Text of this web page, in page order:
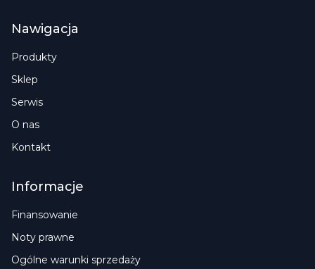
Nawigacja
Produkty
Sklep
Serwis
O nas
Kontakt
Informacje
Finansowanie
Noty prawne
Ogólne warunki sprzedaży